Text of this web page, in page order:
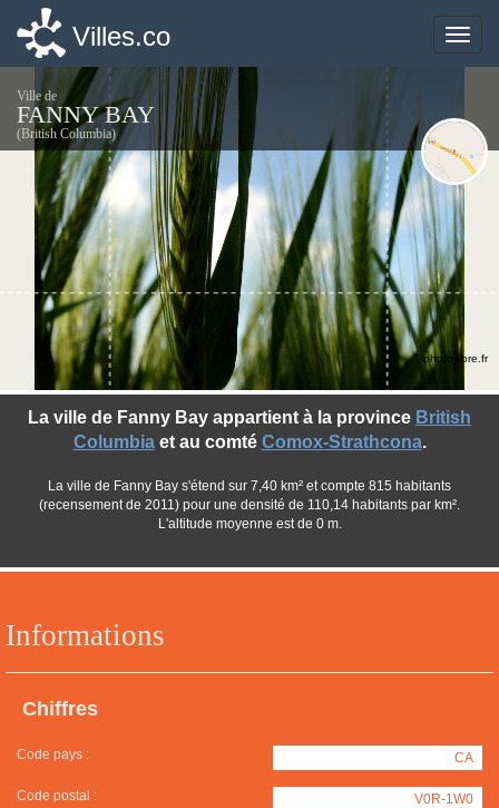
Toggle
Villes.co
Ville de
FANNY BAY
(British Columbia)
Informations
Chiffres
Code pays : CA
Code postal : V0R-1W0
La ville de Fanny Bay appartient à la province British
Columbiaet au comté Comox-Strathcona.
La ville de Fanny Bay s'étend sur 7,40 km² et compte 815 habitants
(recensement de 2011) pour une densité de 110,14 habitants par km².
L'altitude moyenne est de 0 m.
©photo-libre.fr
Toggle
Villes.co